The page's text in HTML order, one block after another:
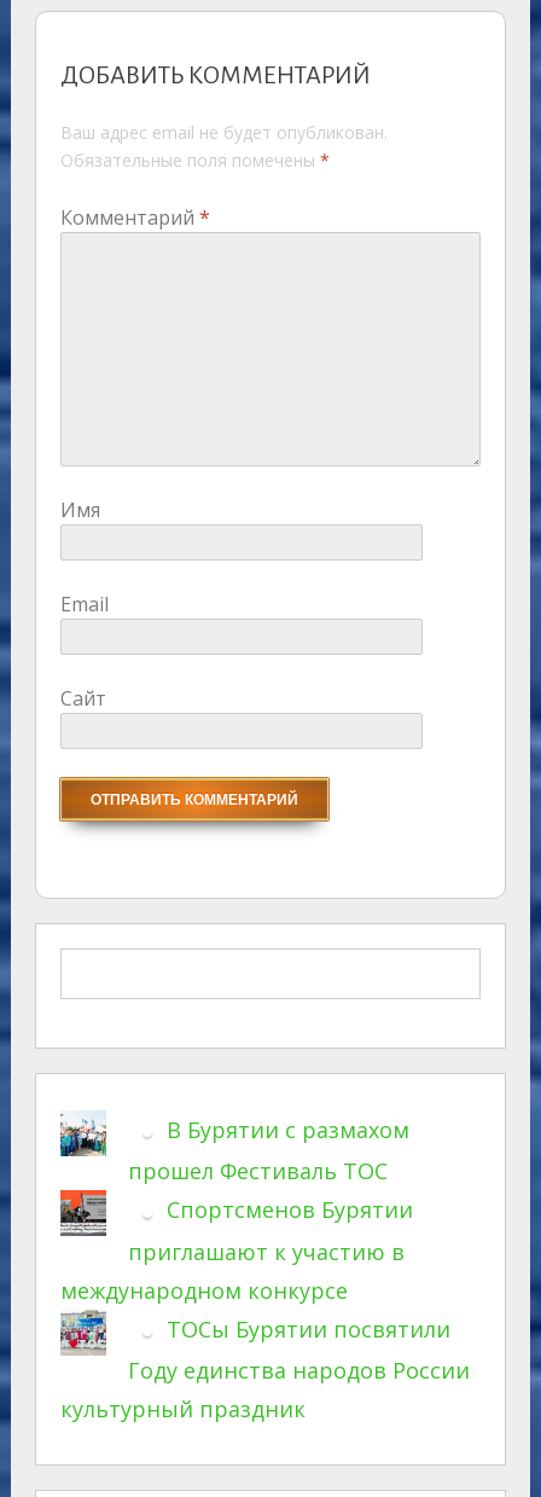
ДОБАВИТЬ КОММЕНТАРИЙ
Ваш адрес email не будет опубликован.
Обязательные поля помечены *
Комментарий *
Имя
Email
Сайт
В Бурятии с размахом
прошел Фестиваль ТОС
Спортсменов Бурятии
приглашают к участию в
международном конкурсе
ТОСы Бурятии посвятили
Году единства народов России
культурный праздник